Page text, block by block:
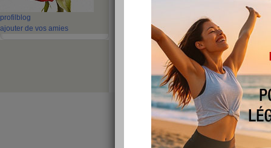
profil blog
ajouter de vos amies
cette semaine encore Mme
poids. Ca fait 15 jours que je
toujours à 59.600 kg. j'espère
prochaine il y aura une perte.